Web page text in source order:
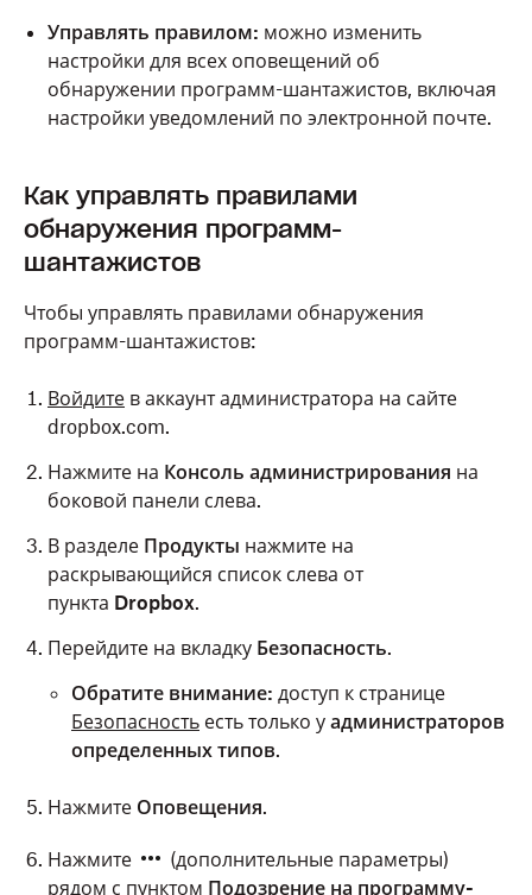
Управлять правилом: можно изменить
настройки для всех оповещений об
обнаружении программ-шантажистов, включая
настройки уведомлений по электронной почте.
Как управлять правилами
обнаружения программ-
шантажистов
Чтобы управлять правилами обнаружения
программ-шантажистов:
Войдите в аккаунт администратора на сайте
dropbox.com.
Нажмите на Консоль администрирования на
боковой панели слева.
В разделе Продукты нажмите на
раскрывающийся список слева от
пункта Dropbox.
Перейдите на вкладку Безопасность.
Обратите внимание: доступ к странице
Безопасность есть только у администраторов
определенных типов.
Нажмите Оповещения.
Нажмите
(дополнительные параметры)
рядом с пунктом Подозрение на программу-